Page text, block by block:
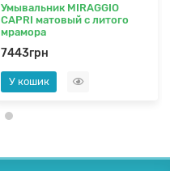
Умывальник MIRAGGIO
CAPRI матовый с литого
мрамора
7443грн
У кошик